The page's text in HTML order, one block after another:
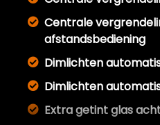
Centrale
afstandsbediening
Dimlichten
Dimlichten
Extra getint glas